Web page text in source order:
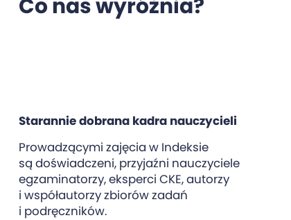
Co nas wyróżnia?
Starannie dobrana kadra nauczycieli
Prowadzącymi zajęcia w Indeksie
są doświadczeni, przyjaźni nauczyciele
egzaminatorzy, eksperci CKE, autorzy
i współautorzy zbiorów zadań
i podręczników.